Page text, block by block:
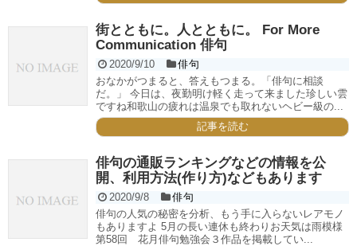
街とともに。人とともに。 For More
Communication 俳句
2020/9/10
俳句
おなかがつまると、答えもつまる。「俳句に相談
だ。」 今日は、夜勤明け軽く走って来ました珍しい雲
ですね和歌山の疲れは温泉でも取れないヘビー級の...
記事を読む
俳句の通販ランキングなどの情報を公
開、利用方法(作り方)などもあります
2020/9/8
俳句
俳句の人気の秘密を分析、もう手に入らないレアモノ
もありますよ 5月の長い連休も終わりお天気は雨模様
第58回 花月俳句勉強会３作品を掲載してい...